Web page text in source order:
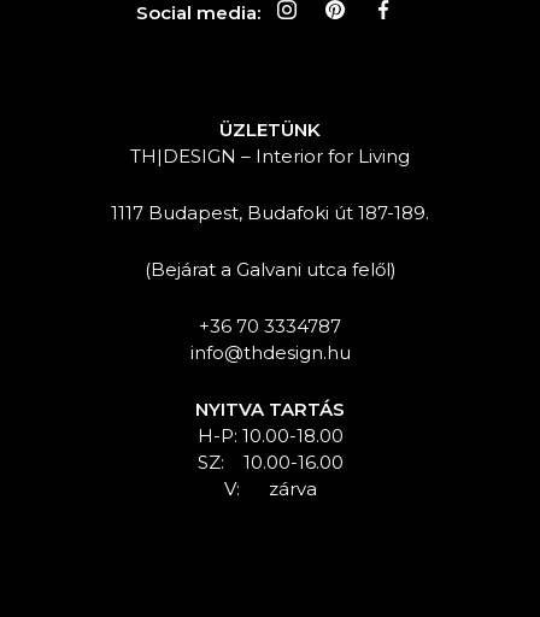
Social media:
ÜZLETÜNK
TH|DESIGN – Interior for Living
1117 Budapest, Budafoki út 187-189.
(Bejárat a Galvani utca felől)
+36 70 3334787
info@thdesign.hu
NYITVA TARTÁS
H-P: 10.00-18.00
SZ: 10.00-16.00
V: zárva